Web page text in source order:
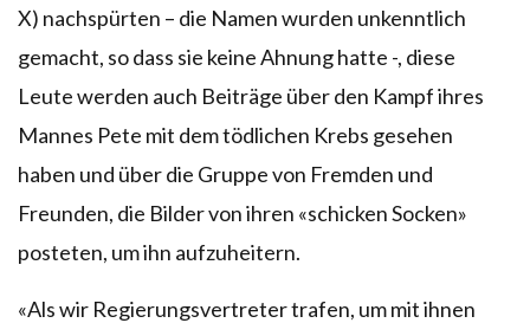
X) nachspürten – die Namen wurden unkenntlich
gemacht, so dass sie keine Ahnung hatte -, diese
Leute werden auch Beiträge über den Kampf ihres
Mannes Pete mit dem tödlichen Krebs gesehen
haben und über die Gruppe von Fremden und
Freunden, die Bilder von ihren «schicken Socken»
posteten, um ihn aufzuheitern.
«Als wir Regierungsvertreter trafen, um mit ihnen